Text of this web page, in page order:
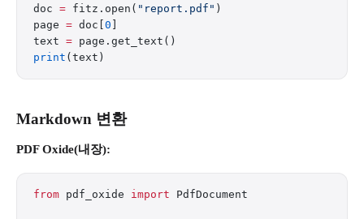
doc = fitz.open( "report.pdf" )
page = doc[ 0
text = page.get_text()
print (text)
Markdown 변환
PDF Oxide(내장):
from pdf_oxide import PdfDocument